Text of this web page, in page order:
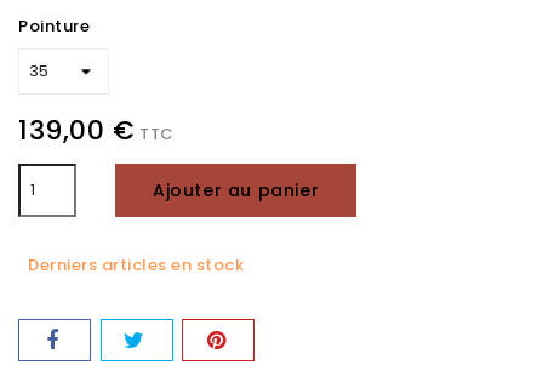
Pointure
139,00 € TTC
Ajouter au panier
Derniers articles en stock